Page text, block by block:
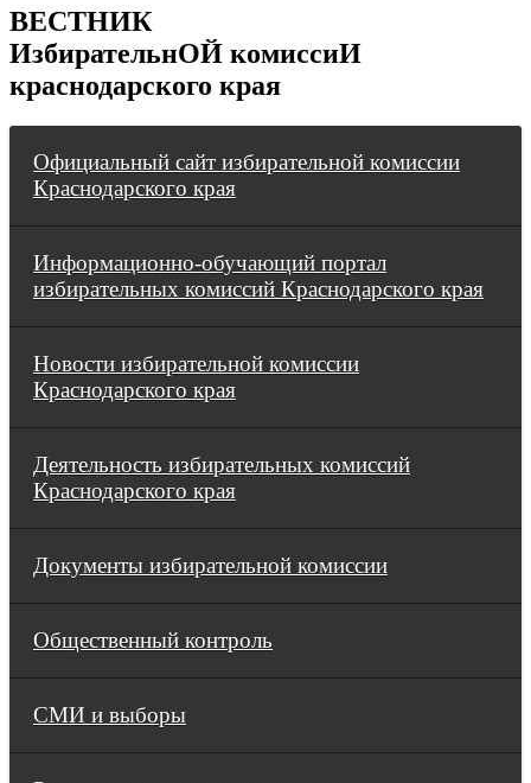
ВЕСТНИК
ИзбирательнОЙ комиссиИ
краснодарского края
Официальный сайт избирательной комиссии
Краснодарского края
Информационно-обучающий портал
избирательных комиссий Краснодарского края
Новости избирательной комиссии
Краснодарского края
Деятельность избирательных комиссий
Краснодарского края
Документы избирательной комиссии
Общественный контроль
СМИ и выборы